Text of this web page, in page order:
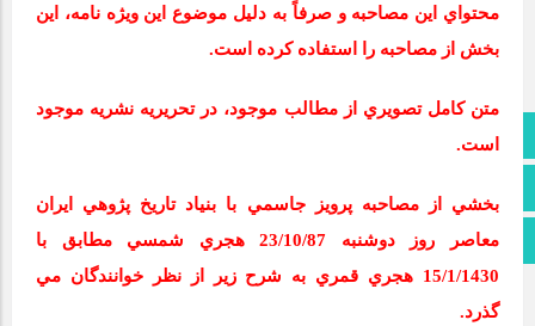
صفحه نخست
اطلاعات سایت
محتواي اين مصاحبه و صرفاً به دليل موضوع اين ويژه ‌نامه، اين
بخش از مصاحبه را استفاده كرده است.
متن كامل تصويري از مطالب موجود، در تحريريه نشريه موجود
است.
بخشي از مصاحبه پرويز جاسمي با بنياد تاريخ پژوهي ايران
معاصر روز دوشنبه 23/10/87 هجري شمسي مطابق با
15/1/1430 هجري قمري به شرح زير از نظر خوانندگان مي‌
گذرد.